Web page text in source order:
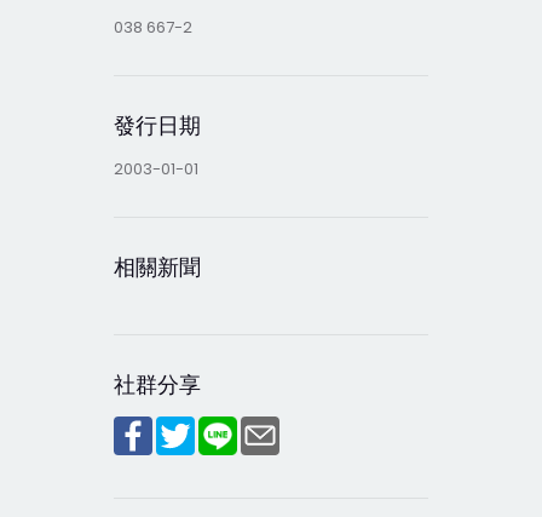
038 667-2
發行日期
2003-01-01
相關新聞
社群分享